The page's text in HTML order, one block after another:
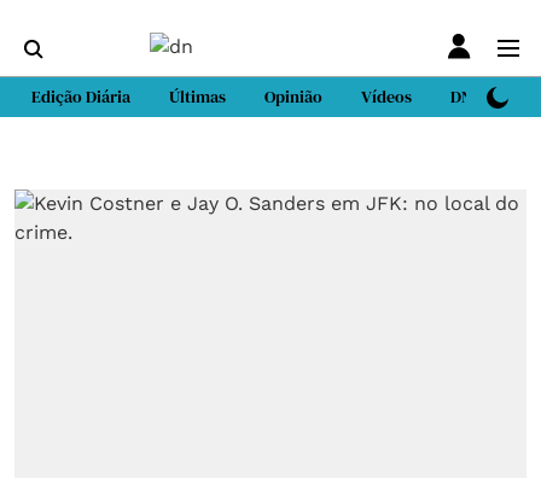
Edição Diária Últimas Opinião Vídeos DN Sport